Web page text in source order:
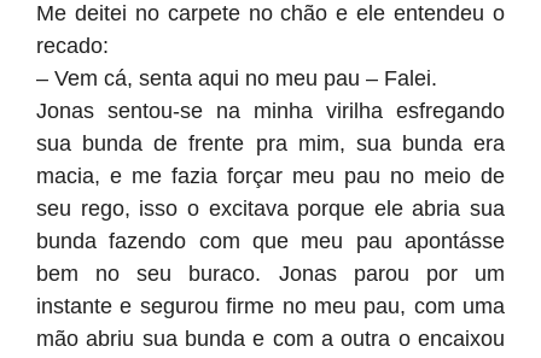
Me deitei no carpete no chão e ele entendeu o
recado:
– Vem cá, senta aqui no meu pau – Falei.
Jonas sentou-se na minha virilha esfregando
sua bunda de frente pra mim, sua bunda era
macia, e me fazia forçar meu pau no meio de
seu rego, isso o excitava porque ele abria sua
bunda fazendo com que meu pau apontásse
bem no seu buraco. Jonas parou por um
instante e segurou firme no meu pau, com uma
mão abriu sua bunda e com a outra o encaixou